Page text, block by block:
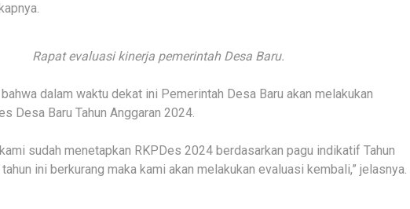
Rapat evaluasi kinerja pemerintah Desa Baru.
dalam waktu dekat ini Pemerintah Desa Baru akan melakukan
Desa Baru Tahun Anggaran 2024.
sudah menetapkan RKPDes 2024 berdasarkan pagu indikatif Tahun
ini berkurang maka kami akan melakukan evaluasi kembali,” jelasnya.